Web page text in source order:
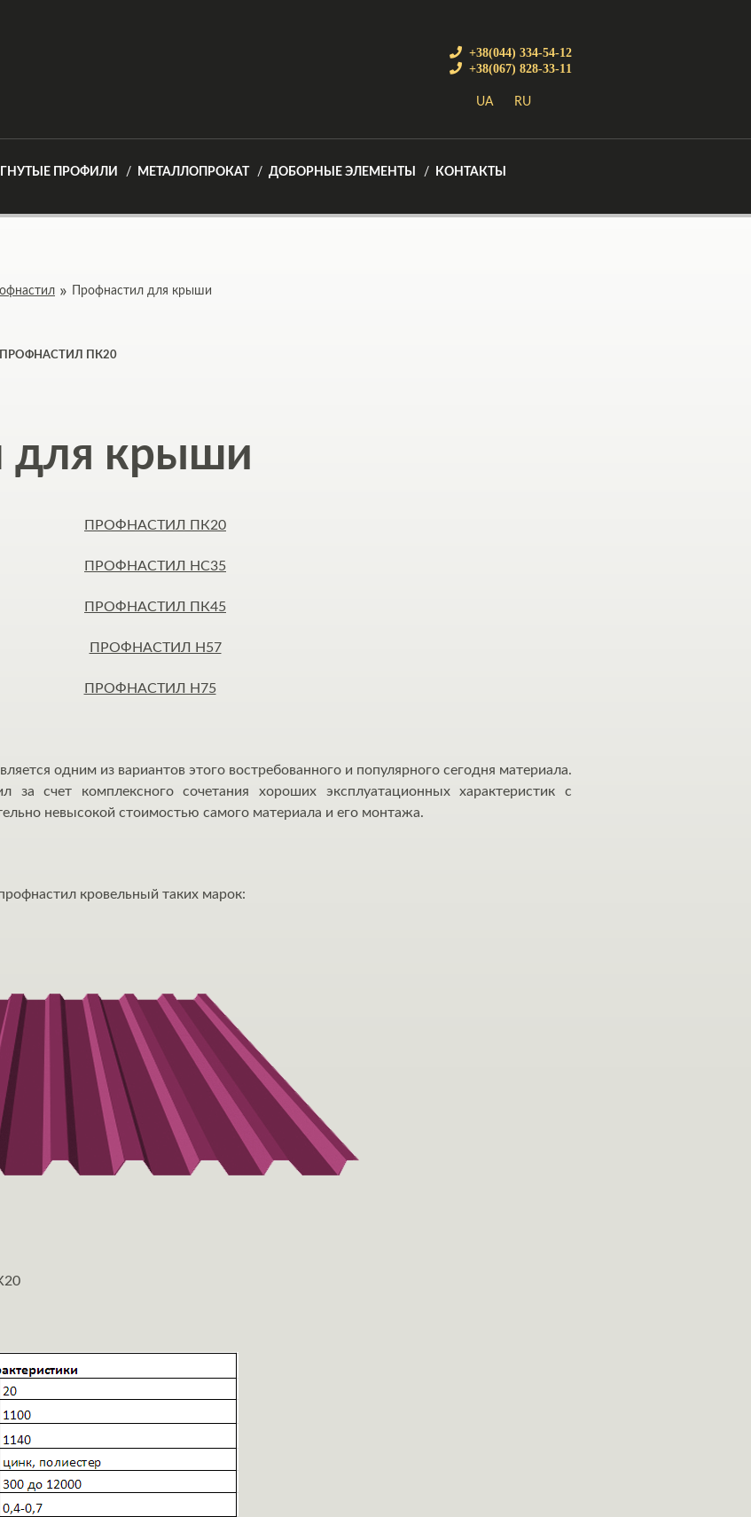
+38(044) 334-54-12
+38(067) 828-33-11
UA RU
ГНУТЫЕ ПРОФИЛИ МЕТАЛЛОПРОКАТ ДОБОРНЫЕ ЭЛЕМЕНТЫ КОНТАКТЫ
Профнастил для крыши
ПРОФНАСТИЛ ПК20
для крыши
ПРОФНАСТИЛ ПК20
ПРОФНАСТИЛ НС35
ПРОФНАСТИЛ ПК45
ПРОФНАСТИЛ H57
ПРОФНАСТИЛ H75
одним из вариантов этого востребованного и популярного сегодня материала.
за счет комплексного сочетания хороших эксплуатационных характеристик с
невысокой стоимостью самого материала и его монтажа.
кровельный таких марок: